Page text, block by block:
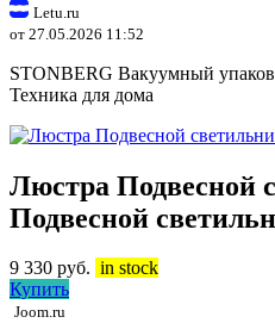
Letu.ru
от 27.05.2026 11:52
STONBERG Вакуумный
Техника для дома
Люстра Подвесной
Подвесной
9 330 руб. in stock
Купить
Joom.ru